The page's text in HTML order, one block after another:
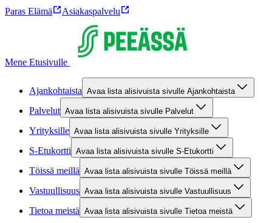
Paras Elämä Asiakaspalvelu
Mene Etusivulle
Ajankohtaista Avaa lista alisivuista sivulle Ajankohtaista
Palvelut Avaa lista alisivuista sivulle Palvelut
Yrityksille Avaa lista alisivuista sivulle Yrityksille
S-Etukortti Avaa lista alisivuista sivulle S-Etukortti
Töissä meillä Avaa lista alisivuista sivulle Töissä meillä
Vastuullisuus Avaa lista alisivuista sivulle Vastuullisuus
Tietoa meistä Avaa lista alisivuista sivulle Tietoa meistä